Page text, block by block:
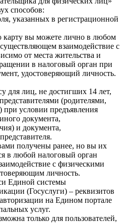
способов:
указанных в регистрационной
карту вы можете лично в любом
взаимодействие с
от места жительства и
в налоговый орган при
удостоверяющий личность.
для лиц, не достигших 14 лет,
(родителями,
условии предъявления
документа,
и документа,
получены ранее, но вы их
в любой налоговый орган
с физическими
личность.
Единой системы
(Госуслуги) – реквизитов
на Едином портале
услуг.
только для пользователей,